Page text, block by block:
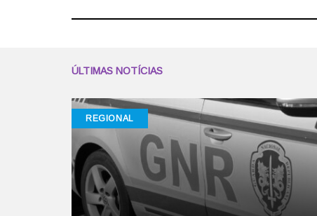
ÚLTIMAS NOTÍCIAS
REGIONAL